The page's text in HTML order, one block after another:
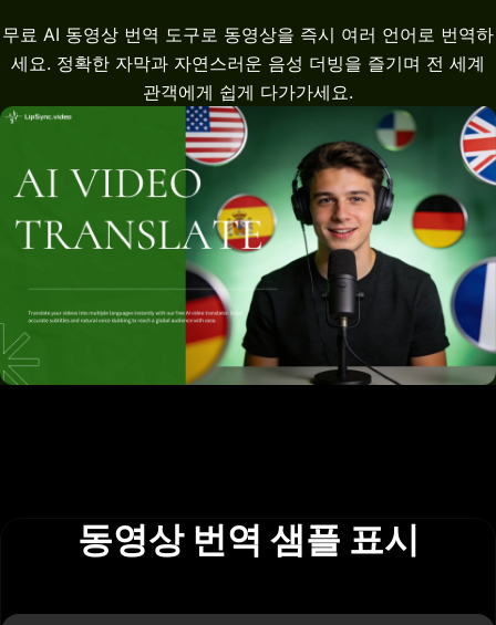
무료 AI 동영상 번역 도구로 동영상을 즉시 여러 언어로 번역하
세요. 정확한 자막과 자연스러운 음성 더빙을 즐기며 전 세계
관객에게 쉽게 다가가세요.
동영상 번역 샘플 표시